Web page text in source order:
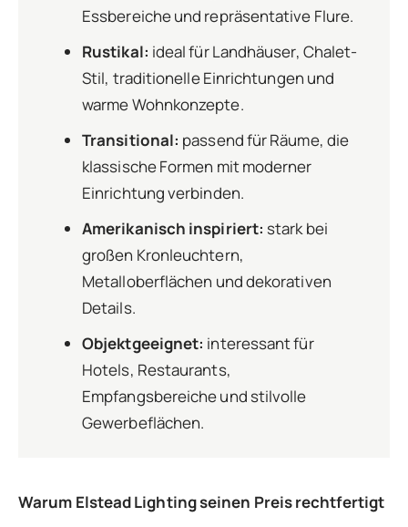
Essbereiche und repräsentative Flure.
Rustikal: ideal für Landhäuser, Chalet-
Stil, traditionelle Einrichtungen und
warme Wohnkonzepte.
Transitional: passend für Räume, die
klassische Formen mit moderner
Einrichtung verbinden.
Amerikanisch inspiriert: stark bei
großen Kronleuchtern,
Metalloberflächen und dekorativen
Details.
Objektgeeignet: interessant für
Hotels, Restaurants,
Empfangsbereiche und stilvolle
Gewerbeflächen.
Warum Elstead Lighting seinen Preis rechtfertigt